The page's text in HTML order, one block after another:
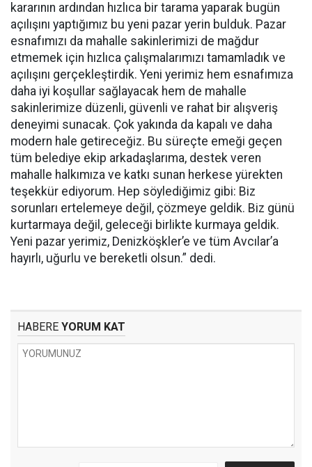
kararının ardından hızlıca bir tarama yaparak bugün
açılışını yaptığımız bu yeni pazar yerin bulduk. Pazar
esnafımızı da mahalle sakinlerimizi de mağdur
etmemek için hızlıca çalışmalarımızı tamamladık ve
açılışını gerçekleştirdik. Yeni yerimiz hem esnafımıza
daha iyi koşullar sağlayacak hem de mahalle
sakinlerimize düzenli, güvenli ve rahat bir alışveriş
deneyimi sunacak. Çok yakında da kapalı ve daha
modern hale getireceğiz. Bu süreçte emeği geçen
tüm belediye ekip arkadaşlarıma, destek veren
mahalle halkımıza ve katkı sunan herkese yürekten
teşekkür ediyorum. Hep söylediğimiz gibi: Biz
sorunları ertelemeye değil, çözmeye geldik. Biz günü
kurtarmaya değil, geleceği birlikte kurmaya geldik.
Yeni pazar yerimiz, Denizköşkler’e ve tüm Avcılar’a
hayırlı, uğurlu ve bereketli olsun.” dedi.
HABERE YORUM KAT